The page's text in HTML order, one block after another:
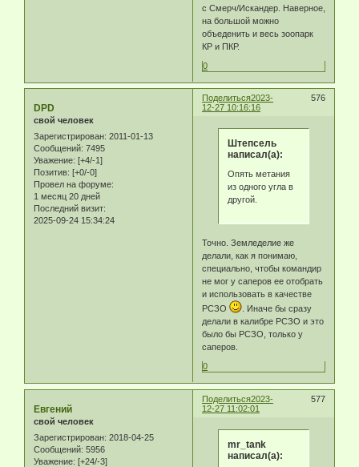
с Смерч/Искандер. Наверное,
на большой можно
объеденить и весь зоопарк
КР и ПКР.
0
Поделиться 576
2023-
12-27 10:16:16
DPD
свой человек
Зарегистрирован: 2011-01-13
Сообщений: 7495
Уважение: [+4/-1]
Позитив: [+0/-0]
Провел на форуме:
1 месяц 20 дней
Последний визит:
2025-09-24 15:34:24
Штепсель
написал(а):
Опять метания
из одного угла в
другой.
Точно. Земледелие же
делали, как я понимаю,
специально, чтобы командир
не мог у саперов ее отобрать
и использовать в качестве
РСЗО
. Иначе бы сразу
делали в калибре РСЗО и это
было бы РСЗО, только у
саперов.
0
Поделиться 577
2023-
12-27 11:02:01
Eвгeний
свой человек
Зарегистрирован: 2018-04-25
Сообщений: 5956
Уважение: [+24/-3]
mr_tank
написал(а):